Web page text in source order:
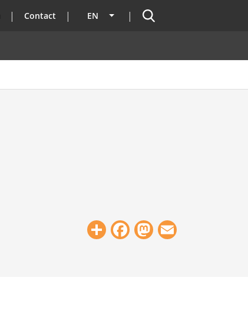
Contact EN List additional actions
Search
ShareFacebook
Mastodon